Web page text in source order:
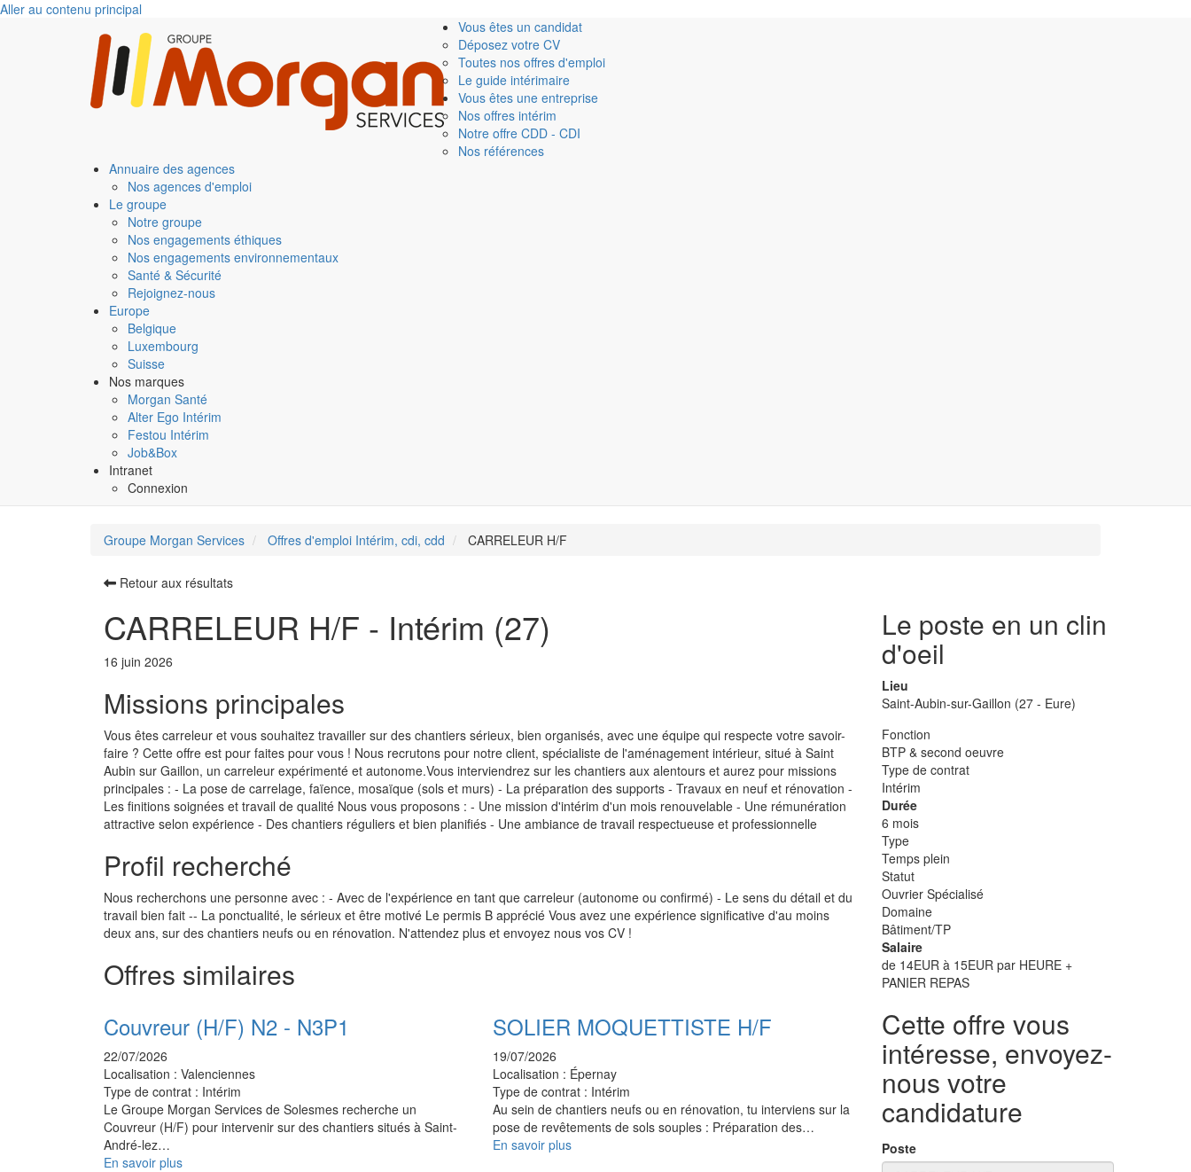
Aller au contenu principal
Vous êtes un candidat
Déposez votre CV
Toutes nos offres d'emploi
Le guide intérimaire
Vous êtes une entreprise
Nos offres intérim
Notre offre CDD - CDI
Nos références
Annuaire des agences
Nos agences d'emploi
Le groupe
Notre groupe
Nos engagements éthiques
Nos engagements environnementaux
Santé & Sécurité
Rejoignez-nous
Europe
Belgique
Luxembourg
Suisse
Nos marques
Morgan Santé
Alter Ego Intérim
Festou Intérim
Job&Box
Intranet
Connexion
Groupe Morgan Services Offres d'emploi Intérim, cdi, cdd CARRELEUR H/F
Retour aux résultats
CARRELEUR H/F - Intérim (27)
16 juin 2026
Missions principales
Vous êtes carreleur et vous souhaitez travailler sur des chantiers sérieux, bien organisés, avec une équipe qui respecte votre savoir-
faire ? Cette offre est pour faites pour vous ! Nous recrutons pour notre client, spécialiste de l'aménagement intérieur, situé à Saint
Aubin sur Gaillon, un carreleur expérimenté et autonome.Vous interviendrez sur les chantiers aux alentours et aurez pour missions
principales : - La pose de carrelage, faïence, mosaïque (sols et murs) - La préparation des supports - Travaux en neuf et rénovation -
Les finitions soignées et travail de qualité Nous vous proposons : - Une mission d'intérim d'un mois renouvelable - Une rémunération
attractive selon expérience - Des chantiers réguliers et bien planifiés - Une ambiance de travail respectueuse et professionnelle
Profil recherché
Nous recherchons une personne avec : - Avec de l'expérience en tant que carreleur (autonome ou confirmé) - Le sens du détail et du
travail bien fait -- La ponctualité, le sérieux et être motivé Le permis B apprécié Vous avez une expérience significative d'au moins
deux ans, sur des chantiers neufs ou en rénovation. N'attendez plus et envoyez nous vos CV !
Offres similaires
Couvreur (H/F) N2 - N3P1
22/07/2026
Localisation : Valenciennes
Type de contrat : Intérim
Le Groupe Morgan Services de Solesmes recherche un
Couvreur (H/F) pour intervenir sur des chantiers situés à Saint-
André-lez…
En savoir plus
SOLIER MOQUETTISTE H/F
19/07/2026
Localisation : Épernay
Type de contrat : Intérim
Au sein de chantiers neufs ou en rénovation, tu interviens sur la
pose de revêtements de sols souples : Préparation des…
En savoir plus
Le poste en un clin
d'oeil
Lieu
Saint-Aubin-sur-Gaillon (27 - Eure)
Fonction
BTP & second oeuvre
Type de contrat
Intérim
Durée
6 mois
Type
Temps plein
Statut
Ouvrier Spécialisé
Domaine
Bâtiment/TP
Salaire
de 14EUR à 15EUR par HEURE +
PANIER REPAS
Cette offre vous
intéresse, envoyez-
nous votre
candidature
Poste